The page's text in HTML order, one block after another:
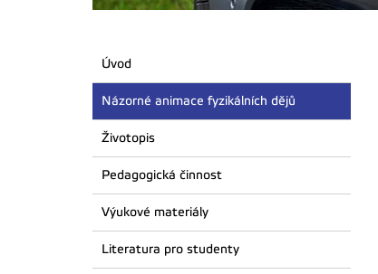
Úvod
Názorné animace fyzikálních dějů
Životopis
Pedagogická činnost
Výukové materiály
Literatura pro studenty